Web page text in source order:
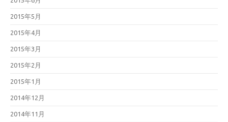
2015年5月
2015年4月
2015年3月
2015年2月
2015年1月
2014年12月
2014年11月